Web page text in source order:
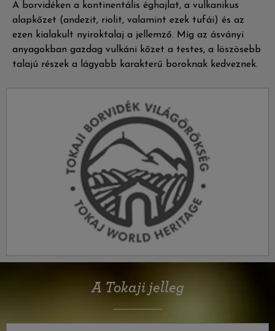
A borvidéken a kontinentális éghajlat, a vulkanikus
alapkőzet (andezit, riolit, valamint ezek tufái) és az
ezen kialakult nyiroktalaj a jellemző. Míg az ásványi
anyagokban gazdag vulkáni kőzet a testes, a löszösebb
talajú részek a lágyabb karakterű boroknak kedveznek.
A Tokaji jelleg